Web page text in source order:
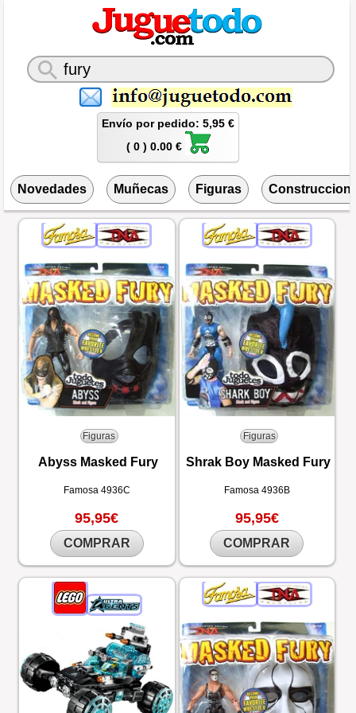
Envío por pedido: 5,95 €
( 0 ) 0.00 €
Novedades Muñecas Figuras
Figuras
Abyss Masked Fury
Famosa 4936C
95,95€
COMPRAR
Figuras
Shrak Boy Masked Fury
Famosa 4936B
95,95€
COMPRAR